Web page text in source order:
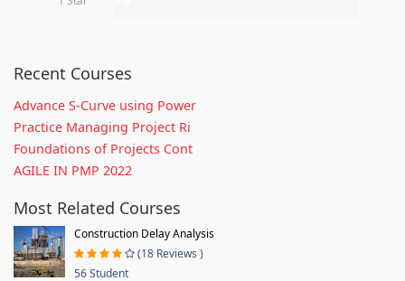
Recent Courses
Advance S-Curve using Power
Practice Managing Project Ri
Foundations of Projects Cont
AGILE IN PMP 2022
Most Related Courses
Construction Delay Analysis
(18 Reviews )
56 Student